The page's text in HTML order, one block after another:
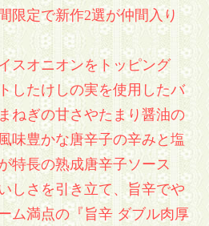
限定で新作2選が仲間入り
スオニオンをトッピング
したけしの実を使用したバ
ねぎの甘さやたまり醤油の
味豊かな唐辛子の辛みと塩
特長の熟成唐辛子ソース
しさを引き立て、旨辛でや
ム満点の『旨辛 ダブル肉厚